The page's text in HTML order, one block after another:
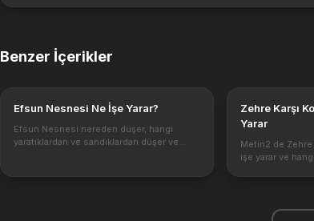
Benzer İçerikler
Efsun Nesnesi Ne İşe Yarar?
Efsun Nesnesi nereden düşer, hangi
yaratıklardan ve sandıklardan düşer ve
gereken durumlar olduğunu da söylemem
Zehre Karşı
Yarar
Metin2 de Zehre
işe yarar ve
oldukça iyi...